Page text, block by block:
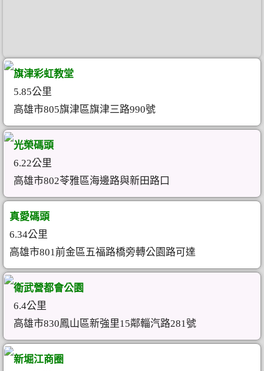
旗津彩虹教堂
5.85公里
高雄市805旗津區旗津三路990號
光榮碼頭
6.22公里
高雄市802苓雅區海邊路與新田路口
真愛碼頭
6.34公里
高雄市801前金區五福路橋旁轉公園路可達
衛武營都會公園
6.4公里
高雄市830鳳山區新強里15鄰輜汽路281號
新堀江商圈